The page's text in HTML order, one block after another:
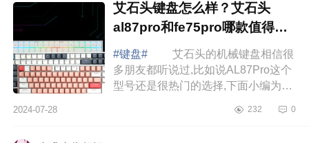
艾石头键盘怎么样？艾石头
al87pro和fe75pro哪款值得入
手
#键盘#
艾石头的机械键盘相信很
多朋友都听说过,比如说AL87Pro这个
型号还是很热门的选择,下面小编为大
al87pro和fe75pro哪款值得入手
2024-07-28 232 0